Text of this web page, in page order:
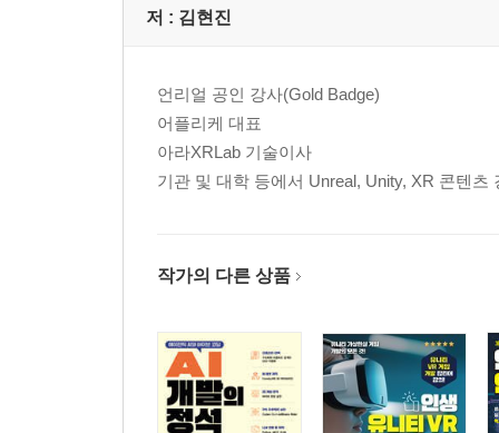
Appendix 부록 애셋 스토어와 패키지 매니저 활용
→ 애셋 스토어 변경 사항
→ 패키지 매니저 활용
저 : 김현진
언리얼 공인 강사(Gold Badge)
어플리케 대표
아라XRLab 기술이사
기관 및 대학 등에서 Unreal, Unity, XR 콘텐츠
작가의 다른 상품